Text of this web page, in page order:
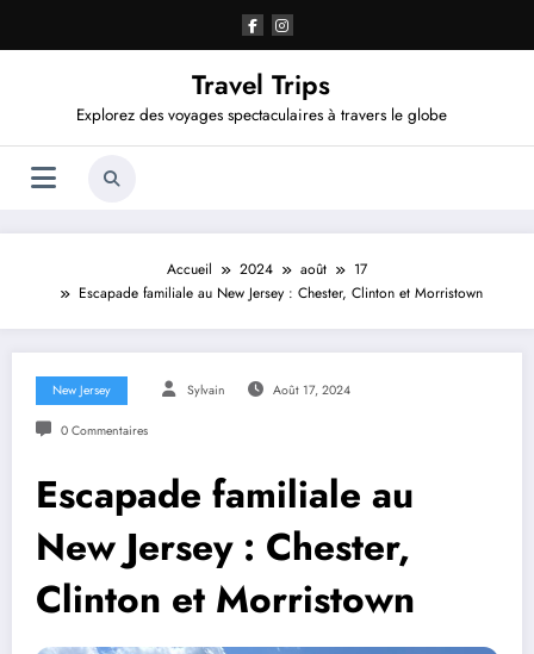
contenu
Travel Trips
Explorez des voyages spectaculaires à travers le globe
Accueil 2024 août
17
Escapade familiale au New Jersey : Chester, Clinton et Morristown
New Jersey Sylvain Août 17, 2024
0 Commentaires
Escapade familiale au
New Jersey : Chester,
Clinton et Morristown